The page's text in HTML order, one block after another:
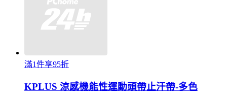
滿1件享95折
KPLUS 涼感機能性運動頭帶止汗帶-多色